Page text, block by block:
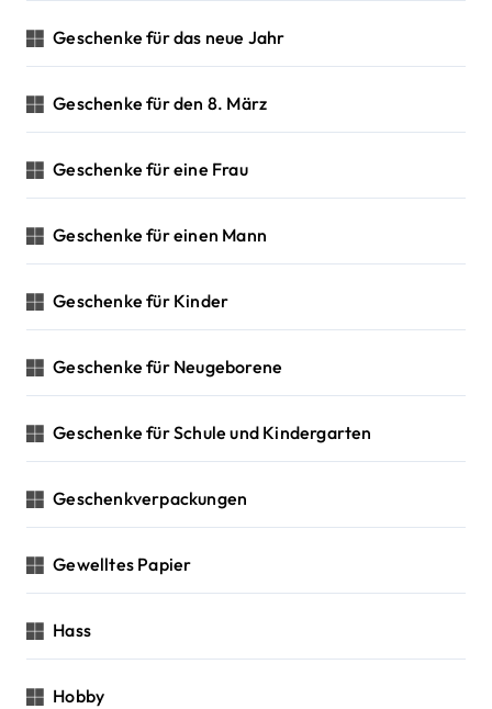
Geschenke für das neue Jahr
Geschenke für den 8. März
Geschenke für eine Frau
Geschenke für einen Mann
Geschenke für Kinder
Geschenke für Neugeborene
Geschenke für Schule und Kindergarten
Geschenkverpackungen
Gewelltes Papier
Hass
Hobby